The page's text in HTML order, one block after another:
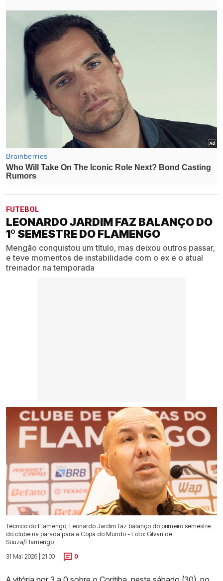
FUTEBOL
LEONARDO JARDIM FAZ BALANÇO DO
1º SEMESTRE DO FLAMENGO
Mengão conquistou um título, mas deixou outros passar,
e teve momentos de instabilidade com o ex e o atual
treinador na temporada
Técnico do Flamengo, Leonardo Jardim faz balanço do primeiro semestre
do clube na parada para a Copa do Mundo - Foto: Gilvan de
Souza/Flamengo
31 Mai 2026 | 21:00 |
0